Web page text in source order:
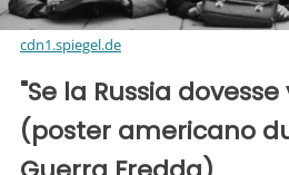
cdn1.spiegel.de
"Se la Russia
(poster americano